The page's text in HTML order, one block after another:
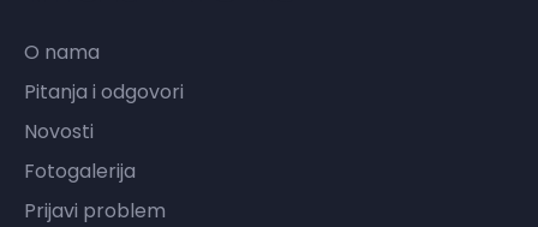
O nama
Pitanja i odgovori
Novosti
Fotogalerija
Prijavi problem